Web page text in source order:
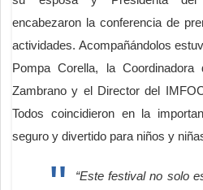
encabezaron la conferencia de
actividades. Acompañándolos
Pompa Corella, la
Zambrano y el Director del
Todos coincidieron en la
seguro y divertido para niños y
“Este festival no solo